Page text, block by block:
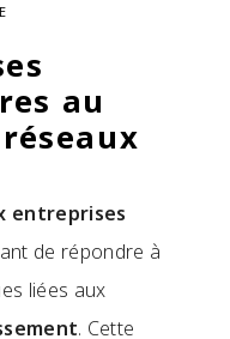
au
entreprises
de répondre à
liées aux
. Cette